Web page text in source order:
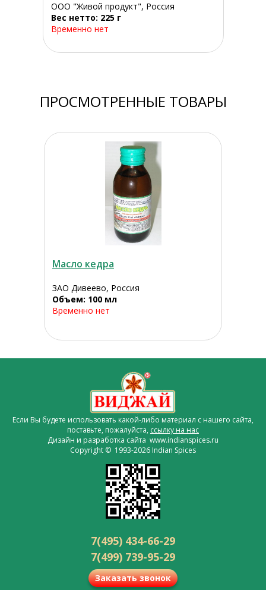
ООО "Живой продукт", Россия
Вес нетто: 225 г
Временно нет
ПРОСМОТРЕННЫЕ ТОВАРЫ
Масло кедра
ЗАО Дивеево, Россия
Объем: 100 мл
Временно нет
Если Вы будете использовать какой-либо материал с нашего сайта,
поставьте, пожалуйста, ссылку на нас
Дизайн и разработка сайта www.indianspices.ru
Copyright © 1993-2026 Indian Spices
7(495) 434-66-29
7(499) 739-95-29
Заказать звонок